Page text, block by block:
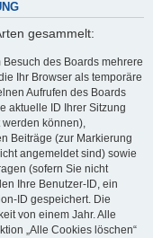
gesammelt:
des Boards mehrere
Ihr Browser als temporäre
Aufrufen des Boards
aktuelle ID Ihrer Sitzung
können),
Beiträge (zur Markierung
angemeldet sind) sowie
(sofern Sie nicht
Ihre Benutzer-ID, ein
ID gespeichert. Die
von einem Jahr. Alle
„Alle Cookies löschen“